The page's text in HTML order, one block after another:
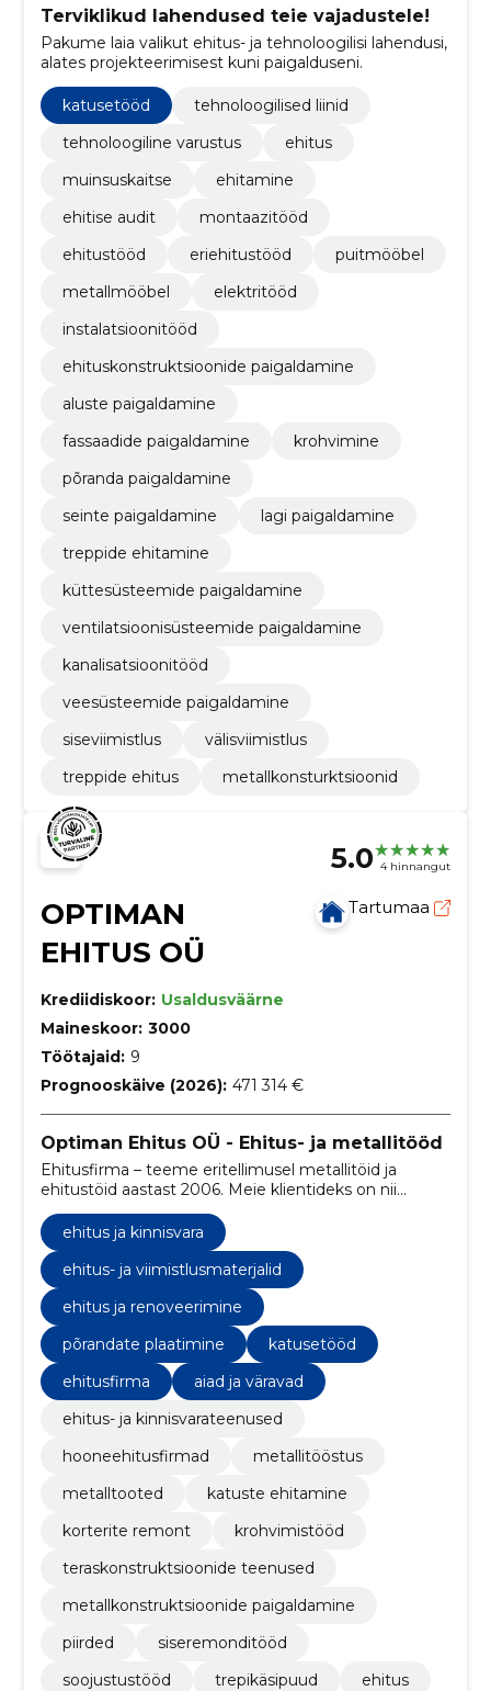
Terviklikud lahendused teie vajadustele!
Pakume laia valikut ehitus- ja tehnoloogilisi lahendusi,
alates projekteerimisest kuni paigalduseni.
katusetööd
tehnoloogilised liinid
tehnoloogiline varustus
ehitus
muinsuskaitse
ehitamine
ehitise audit
montaazitööd
ehitustööd
eriehitustööd
puitmööbel
metallmööbel
elektritööd
instalatsioonitööd
ehituskonstruktsioonide paigaldamine
aluste paigaldamine
fassaadide paigaldamine
krohvimine
põranda paigaldamine
seinte paigaldamine
lagi paigaldamine
treppide ehitamine
küttesüsteemide paigaldamine
ventilatsioonisüsteemide paigaldamine
kanalisatsioonitööd
veesüsteemide paigaldamine
siseviimistlus
välisviimistlus
treppide ehitus
metallkonsturktsioonid
5.0 4 hinnangut
OPTIMAN
EHITUS OÜ
Tartumaa
Krediidiskoor: Usaldusväärne
Maineskoor: 3000
Töötajaid: 9
Prognooskäive (2026): 471 314 €
Optiman Ehitus OÜ - Ehitus- ja metallitööd
Ehitusfirma – teeme eritellimusel metallitöid ja
ehitustöid aastast 2006. Meie klientideks on nii
ehitus ja kinnisvara
ehitus- ja viimistlusmaterjalid
ehitus ja renoveerimine
põrandate plaatimine
katusetööd
ehitusfirma
aiad ja väravad
ehitus- ja kinnisvarateenused
hooneehitusfirmad
metallitööstus
metalltooted
katuste ehitamine
korterite remont
krohvimistööd
teraskonstruktsioonide teenused
metallkonstruktsioonide paigaldamine
piirded
siseremonditööd
soojustustööd
trepikäsipuud
ehitus